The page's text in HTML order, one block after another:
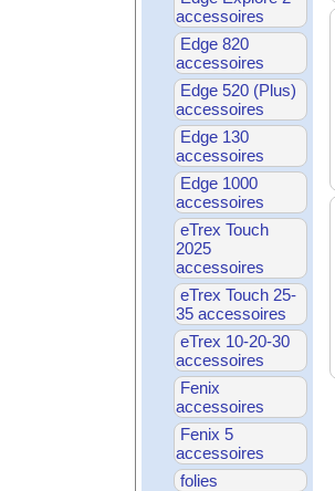
accessoires
Edge 820
accessoires
Edge 520 (Plus)
accessoires
Edge 130
accessoires
Edge 1000
accessoires
eTrex Touch
2025
accessoires
eTrex Touch 25-
35 accessoires
eTrex 10-20-30
accessoires
Fenix
accessoires
Fenix 5
accessoires
folies